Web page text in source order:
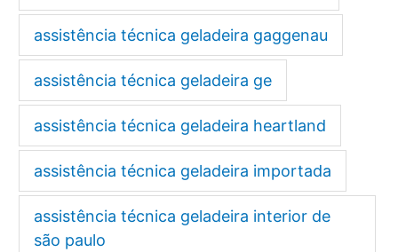
assistência técnica geladeira gaggenau
assistência técnica geladeira ge
assistência técnica geladeira heartland
assistência técnica geladeira importada
assistência técnica geladeira interior de
são paulo